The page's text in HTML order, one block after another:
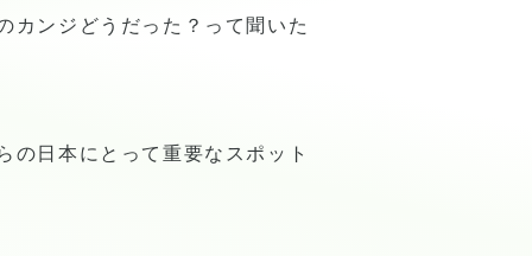
カンジどうだった？って聞いた
の日本にとって重要なスポット